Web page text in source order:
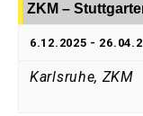
ZKM –
6.12.2025 -
Karlsruhe, ZKM